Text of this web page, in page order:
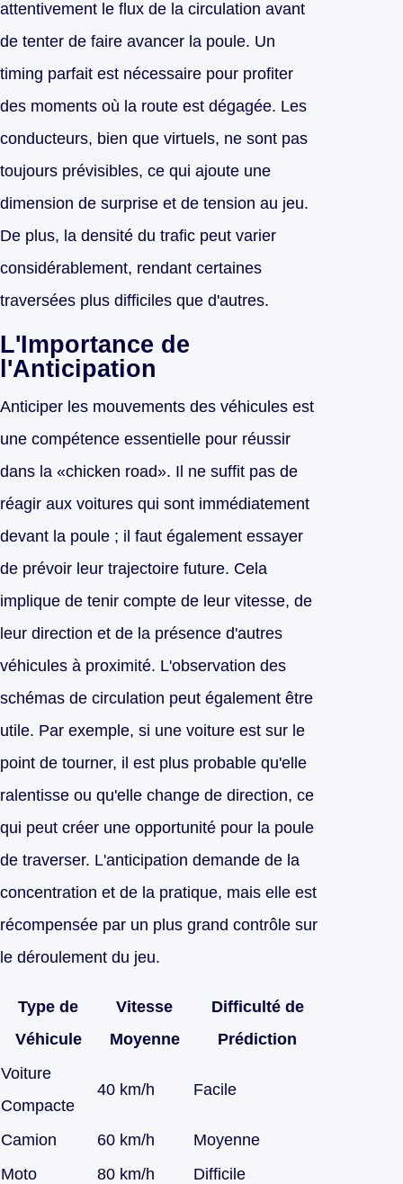
attentivement le flux de la circulation avant
de tenter de faire avancer la poule. Un
timing parfait est nécessaire pour profiter
des moments où la route est dégagée. Les
conducteurs, bien que virtuels, ne sont pas
toujours prévisibles, ce qui ajoute une
dimension de surprise et de tension au jeu.
De plus, la densité du trafic peut varier
considérablement, rendant certaines
traversées plus difficiles que d'autres.
L'Importance de
l'Anticipation
Anticiper les mouvements des véhicules est
une compétence essentielle pour réussir
dans la «chicken road». Il ne suffit pas de
réagir aux voitures qui sont immédiatement
devant la poule ; il faut également essayer
de prévoir leur trajectoire future. Cela
implique de tenir compte de leur vitesse, de
leur direction et de la présence d'autres
véhicules à proximité. L'observation des
schémas de circulation peut également être
utile. Par exemple, si une voiture est sur le
point de tourner, il est plus probable qu'elle
ralentisse ou qu'elle change de direction, ce
qui peut créer une opportunité pour la poule
de traverser. L'anticipation demande de la
concentration et de la pratique, mais elle est
récompensée par un plus grand contrôle sur
le déroulement du jeu.
Type de
Véhicule
Vitesse
Moyenne
Difficulté de
Prédiction
Voiture
Compacte
40 km/h Facile
Camion 60 km/h
Moyenne
Moto
80 km/h
Difficile